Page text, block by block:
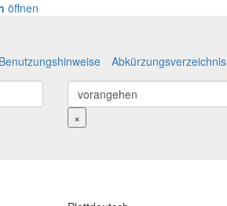
öffnen
Benutzungshinweise Abkürzungsverzeichnis
×